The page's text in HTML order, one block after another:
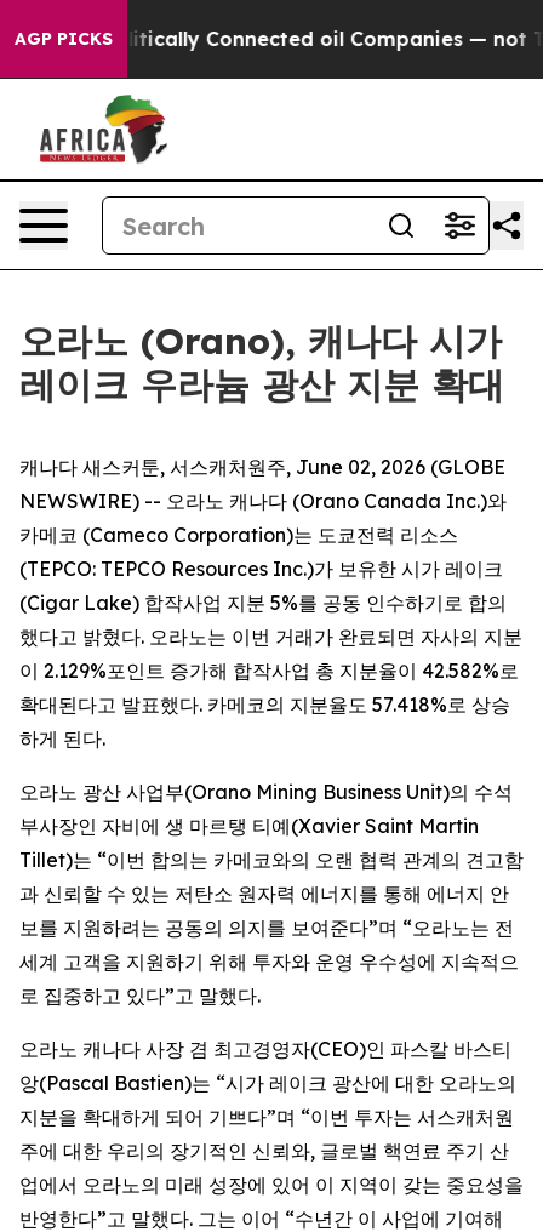
AGP PICKSPolitically Connected oil Companies — not
오라노 (Orano), 캐나다 시가
레이크 우라늄 광산 지분 확대
캐나다 새스커툰, 서스캐처원주, June 02, 2026 (GLOBE
NEWSWIRE) -- 오라노 캐나다 (Orano Canada Inc.)와
카메코 (Cameco Corporation)는 도쿄전력 리소스
(TEPCO: TEPCO Resources Inc.)가 보유한 시가 레이크
(Cigar Lake) 합작사업 지분 5%를 공동 인수하기로 합의
했다고 밝혔다. 오라노는 이번 거래가 완료되면 자사의 지분
이 2.129%포인트 증가해 합작사업 총 지분율이 42.582%로
확대된다고 발표했다. 카메코의 지분율도 57.418%로 상승
하게 된다.
오라노 광산 사업부(Orano Mining Business Unit)의 수석
부사장인 자비에 생 마르탱 티예(Xavier Saint Martin
Tillet)는 “이번 합의는 카메코와의 오랜 협력 관계의 견고함
과 신뢰할 수 있는 저탄소 원자력 에너지를 통해 에너지 안
보를 지원하려는 공동의 의지를 보여준다”며 “오라노는 전
세계 고객을 지원하기 위해 투자와 운영 우수성에 지속적으
로 집중하고 있다”고 말했다.
오라노 캐나다 사장 겸 최고경영자(CEO)인 파스칼 바스티
앙(Pascal Bastien)는 “시가 레이크 광산에 대한 오라노의
지분을 확대하게 되어 기쁘다”며 “이번 투자는 서스캐처원
주에 대한 우리의 장기적인 신뢰와, 글로벌 핵연료 주기 산
업에서 오라노의 미래 성장에 있어 이 지역이 갖는 중요성을
반영한다”고 말했다. 그는 이어 “수년간 이 사업에 기여해